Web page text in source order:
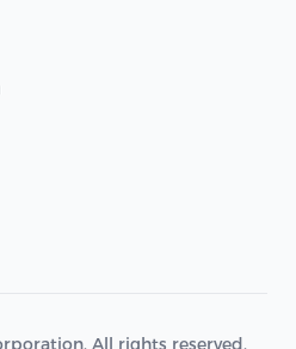
All rights reserved.